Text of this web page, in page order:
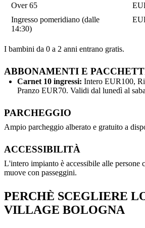
Over 65
Ingresso pomeridiano (dalle
14:30)
I bambini da 0 a 2 anni entrano gratis.
ABBONAMENTI E
Carnet 10 ingressi: Intero EUR100,
Pranzo EUR70. Validi dal lunedì al
PARCHEGGIO
Ampio parcheggio alberato e gratuito a
ACCESSIBILITÀ
L'intero impianto è accessibile alle persone
muove con passeggini.
PERCHÈ SCEGLIERE
VILLAGE BOLOGNA